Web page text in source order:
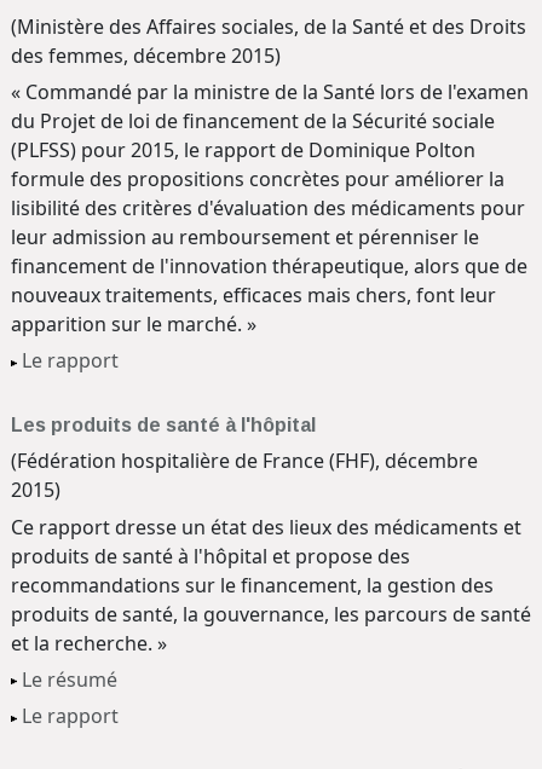
(Ministère des Affaires sociales, de la Santé et des Droits
des femmes, décembre 2015)
« Commandé par la ministre de la Santé lors de l'examen
du Projet de loi de financement de la Sécurité sociale
(PLFSS) pour 2015, le rapport de Dominique Polton
formule des propositions concrètes pour améliorer la
lisibilité des critères d'évaluation des médicaments pour
leur admission au remboursement et pérenniser le
financement de l'innovation thérapeutique, alors que de
nouveaux traitements, efficaces mais chers, font leur
apparition sur le marché. »
Le rapport
Les produits de santé à l'hôpital
(Fédération hospitalière de France (FHF), décembre
2015)
Ce rapport dresse un état des lieux des médicaments et
produits de santé à l'hôpital et propose des
recommandations sur le financement, la gestion des
produits de santé, la gouvernance, les parcours de santé
et la recherche. »
Le résumé
Le rapport